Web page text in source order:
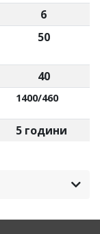
6
50
40
1400/460
5 години